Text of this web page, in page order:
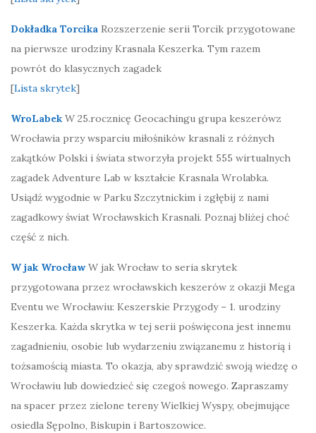
Dokładka Torcika Rozszerzenie serii Torcik przygotowane
na pierwsze urodziny Krasnala Keszerka. Tym razem
powrót do klasycznych zagadek
[Lista skrytek]
WroLabek W 25.rocznicę Geocachingu grupa keszerówz
Wrocławia przy wsparciu miłośników krasnali z różnych
zakątków Polski i świata stworzyła projekt 555 wirtualnych
zagadek Adventure Lab w kształcie Krasnala Wrolabka.
Usiądź wygodnie w Parku Szczytnickim i zgłębij z nami
zagadkowy świat Wrocławskich Krasnali. Poznaj bliżej choć
część z nich.
W jak Wrocław W jak Wrocław to seria skrytek
przygotowana przez wrocławskich keszerów z okazji Mega
Eventu we Wrocławiu: Keszerskie Przygody – 1. urodziny
Keszerka. Każda skrytka w tej serii poświęcona jest innemu
zagadnieniu, osobie lub wydarzeniu związanemu z historią i
tożsamością miasta. To okazja, aby sprawdzić swoją wiedzę o
Wrocławiu lub dowiedzieć się czegoś nowego. Zapraszamy
na spacer przez zielone tereny Wielkiej Wyspy, obejmujące
osiedla Sępolno, Biskupin i Bartoszowice.